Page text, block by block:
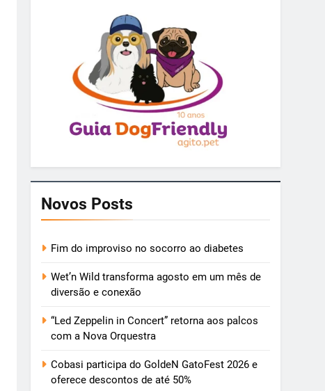
Novos Posts
Fim do improviso no socorro ao diabetes
Wet’n Wild transforma agosto em um mês de
diversão e conexão
“Led Zeppelin in Concert” retorna aos palcos
com a Nova Orquestra
Cobasi participa do GoldeN GatoFest 2026 e
oferece descontos de até 50%